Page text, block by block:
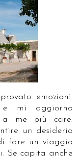
emozioni.
mi aggiorno
a me più care.
un desiderio
fare un viaggio
Se capita anche